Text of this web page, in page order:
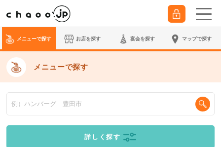
メニューで探す お店を探す 宴会を探す マップで探す
メニューで探す
詳しく探す